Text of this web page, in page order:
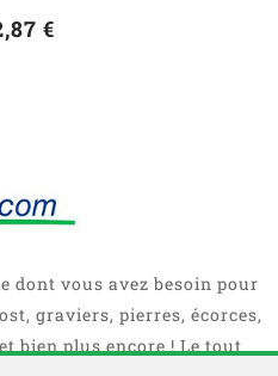
€
dont vous avez besoin pour
graviers, pierres, écorces,
bien plus encore ! Le tout